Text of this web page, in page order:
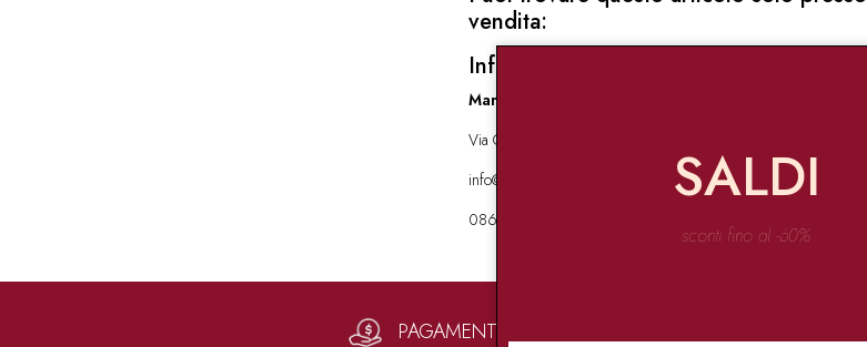
vendita:
Info contatti
Marynda
Via Garibaldi 136 67051 Avezzano
info@marynda.com
08631871946
PAGAMENTI SICURI
SALDI
sconti fino al -60%